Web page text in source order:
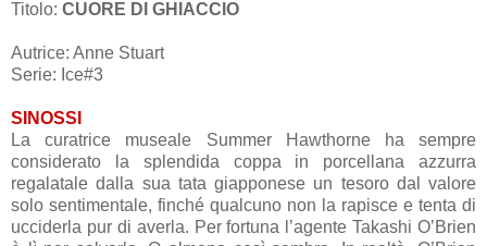
Titolo: CUORE DI GHIACCIO
Autrice: Anne Stuart
Serie: Ice#3
SINOSSI
La curatrice museale Summer Hawthorne ha sempre
considerato la splendida coppa in porcellana azzurra
regalatale dalla sua tata giapponese un tesoro dal valore
solo sentimentale, finché qualcuno non la rapisce e tenta di
ucciderla pur di averla. Per fortuna l’agente Takashi O’Brien